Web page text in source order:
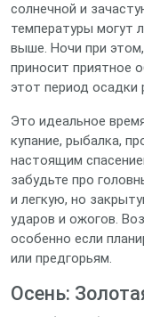
солнечной и
температуры могут
выше. Ночи при
приносит приятное
этот период осадки
Это идеальное
купание, рыбалка,
настоящим
забудьте про
и легкую, но
ударов и ожогов.
особенно если
или предгорьям.
Осень: